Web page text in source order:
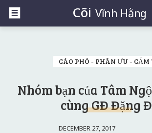
Cõi Vĩnh Hằng
CÁO PHÓ - PHÂN ƯU - CẢM
Nhóm bạn của Tâm
cùng GĐ Đặng
DECEMBER 27, 2017